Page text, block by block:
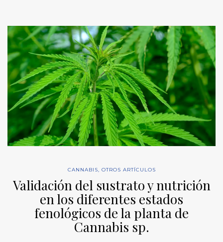
CANNABIS, OTROS ARTÍCULOS
Validación del sustrato y nutrición
en los diferentes estados
fenológicos de la planta de
Cannabis sp.